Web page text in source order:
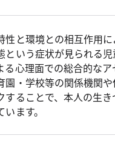
性と環境との相互作用
という症状が見られる
る心理面での総合的な
園・学校等の関係機関
することで、本人の生
ます。